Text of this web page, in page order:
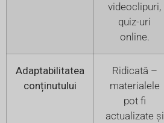
videoclipuri,
quiz-uri
online.
Adaptabilitatea
conținutului
Ridicată –
materialele
pot fi
actualizate și